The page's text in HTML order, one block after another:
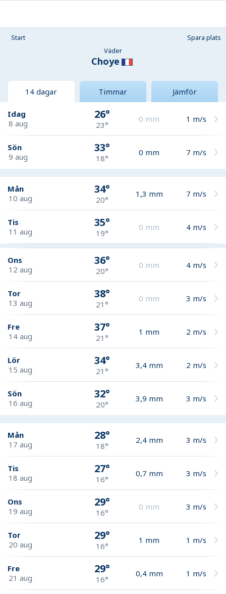
Start
Spara plats
Väder
Choye
14 dagar Timmar Jämför
Idag
8 aug
26°
23°
0 mm 1 m/s
Sön
9 aug
33°
18°
0 mm 7 m/s
Mån
10 aug
34°
20°
1,3 mm 7 m/s
Tis
11 aug
35°
19°
0 mm 4 m/s
Ons
12 aug
36°
20°
0 mm 4 m/s
Tor
13 aug
38°
21°
0 mm 3 m/s
Fre
14 aug
37°
21°
1 mm 2 m/s
Lör
15 aug
34°
21°
3,4 mm 2 m/s
Sön
16 aug
32°
20°
3,9 mm 3 m/s
Mån
17 aug
28°
18°
2,4 mm 3 m/s
Tis
18 aug
27°
16°
0,7 mm 3 m/s
Ons
19 aug
29°
16°
0 mm 3 m/s
Tor
20 aug
29°
16°
1 mm 1 m/s
Fre
21 aug
29°
16°
0,4 mm 1 m/s